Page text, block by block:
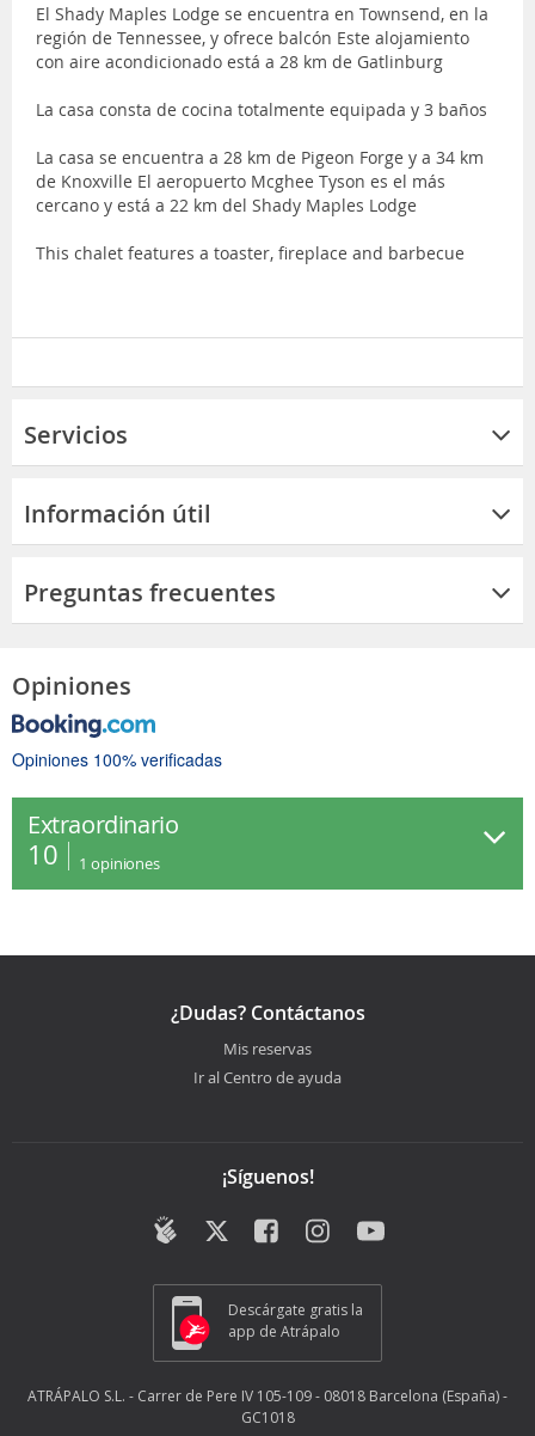
El Shady Maples Lodge se encuentra en Townsend, en la
región de Tennessee, y ofrece balcón Este alojamiento
con aire acondicionado está a 28 km de Gatlinburg
La casa consta de cocina totalmente equipada y 3 baños
La casa se encuentra a 28 km de Pigeon Forge y a 34 km
de Knoxville El aeropuerto Mcghee Tyson es el más
cercano y está a 22 km del Shady Maples Lodge
This chalet features a toaster, fireplace and barbecue
Servicios
Información útil
Preguntas frecuentes
Opiniones
Opiniones 100% verificadas
Extraordinario
10 1 opiniones
¿Dudas? Contáctanos
Mis reservas
Ir al Centro de ayuda
¡Síguenos!
Descárgate gratis la
app de Atrápalo
ATRÁPALO S.L. - Carrer de Pere IV 105-109 - 08018 Barcelona (España) -
GC1018